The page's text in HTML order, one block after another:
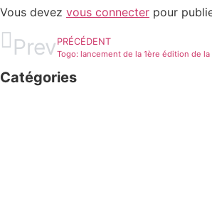
Vous devez vous connecter pour
Prev PRÉCÉDENT
Togo: lancement de la 1ère édition de la
Catégories